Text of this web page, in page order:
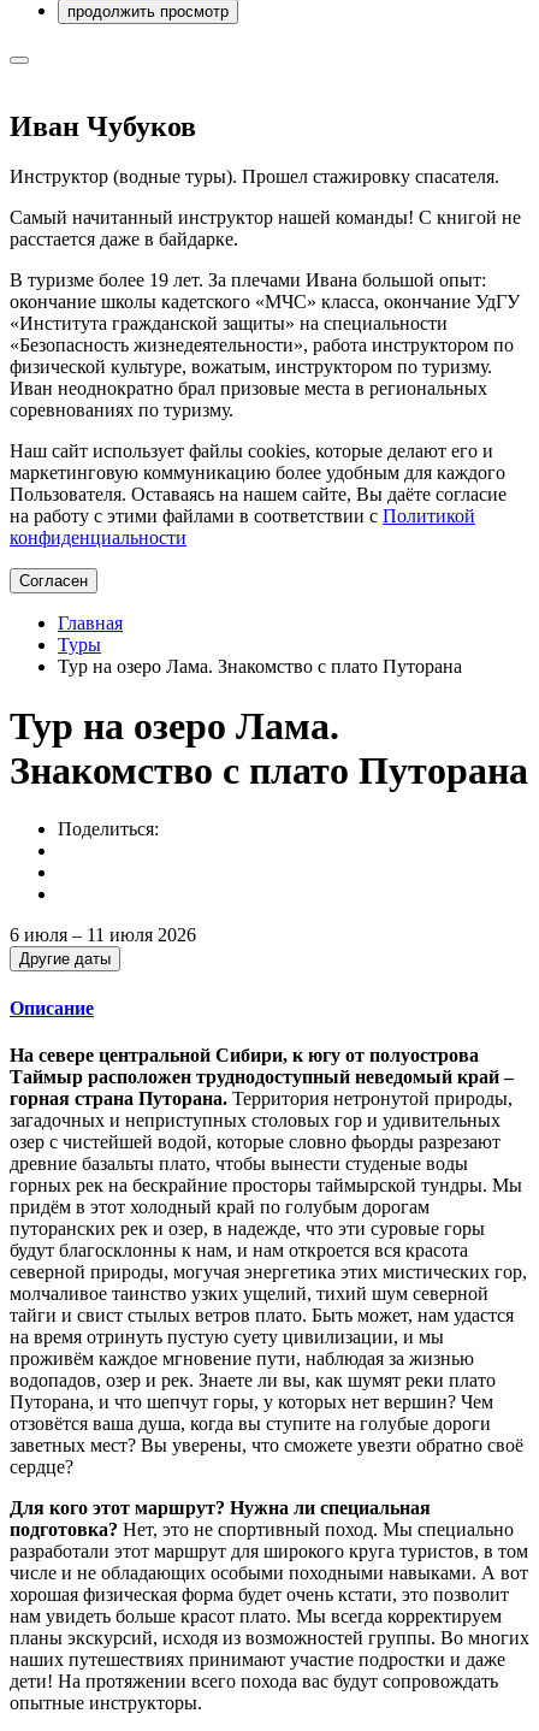
продолжить просмотр
Иван Чубуков
Инструктор (водные туры). Прошел стажировку спасателя.
Самый начитанный инструктор нашей команды! С книгой не
расстается даже в байдарке.
В туризме более 19 лет. За плечами Ивана большой опыт:
окончание школы кадетского «МЧС» класса, окончание УдГУ
«Института гражданской защиты» на специальности
«Безопасность жизнедеятельности», работа инструктором по
физической культуре, вожатым, инструктором по туризму.
Иван неоднократно брал призовые места в региональных
соревнованиях по туризму.
Наш сайт использует файлы cookies, которые делают его и
маркетинговую коммуникацию более удобным для каждого
Пользователя. Оставаясь на нашем сайте, Вы даёте согласие
на работу с этими файлами в соответствии с Политикой
конфиденциальности
Согласен
Главная
Туры
Тур на озеро Лама. Знакомство с плато Путорана
Тур на озеро Лама.
Знакомство с плато Путорана
Поделиться:
6 июля – 11 июля 2026
Другие даты
Описание
На севере центральной Сибири, к югу от полуострова
Таймыр расположен труднодоступный неведомый край –
горная страна Путорана. Территория нетронутой природы,
загадочных и неприступных столовых гор и удивительных
озер с чистейшей водой, которые словно фьорды разрезают
древние базальты плато, чтобы вынести студеные воды
горных рек на бескрайние просторы таймырской тундры. Мы
придём в этот холодный край по голубым дорогам
путоранских рек и озер, в надежде, что эти суровые горы
будут благосклонны к нам, и нам откроется вся красота
северной природы, могучая энергетика этих мистических гор,
молчаливое таинство узких ущелий, тихий шум северной
тайги и свист стылых ветров плато. Быть может, нам удастся
на время отринуть пустую суету цивилизации, и мы
проживём каждое мгновение пути, наблюдая за жизнью
водопадов, озер и рек. Знаете ли вы, как шумят реки плато
Путорана, и что шепчут горы, у которых нет вершин? Чем
отзовётся ваша душа, когда вы ступите на голубые дороги
заветных мест? Вы уверены, что сможете увезти обратно своё
сердце?
Для кого этот маршрут? Нужна ли специальная
подготовка? Нет, это не спортивный поход. Мы специально
разработали этот маршрут для широкого круга туристов, в том
числе и не обладающих особыми походными навыками. А вот
хорошая физическая форма будет очень кстати, это позволит
нам увидеть больше красот плато. Мы всегда корректируем
планы экскурсий, исходя из возможностей группы. Во многих
наших путешествиях принимают участие подростки и даже
дети! На протяжении всего похода вас будут сопровождать
опытные инструкторы.